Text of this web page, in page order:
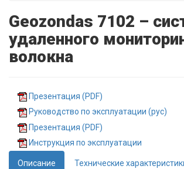
Geozondas 7102 –
удаленного
волокна
Презентация (PDF)
Руководство по эксплуатации (рус)
Презентация (PDF)
Инструкция по эксплуатации
Описание Технические